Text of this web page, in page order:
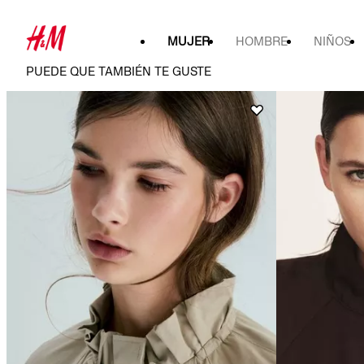
MUJER HOMBRE NIÑOS
PUEDE QUE TAMBIÉN TE GUSTE